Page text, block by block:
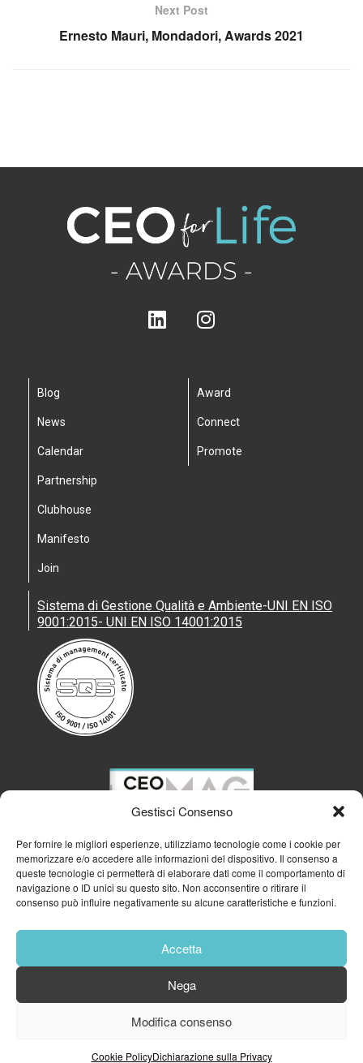
Gestisci Consenso
Per fornire le migliori esperienze, utilizziamo tecnologie come i cookie per
memorizzare e/o accedere alle informazioni del dispositivo. Il consenso a
queste tecnologie ci permetterà di elaborare dati come il comportamento di
navigazione o ID unici su questo sito. Non acconsentire o ritirare il
consenso può influire negativamente su alcune caratteristiche e funzioni.
Accetta
Nega
Modifica consenso
Cookie PolicyDichiarazione sulla Privacy
Next Post
Ernesto Mauri, Mondadori, Awards 2021
Blog
News
Calendar
Partnership
Clubhouse
Manifesto
Join
Award
Connect
Promote
Sistema di Gestione Qualità e Ambiente-UNI EN ISO
9001:2015- UNI EN ISO 14001:2015
GFA GENERAL MANAGEMENT S.R.L.
Cookie Policy Privacy Policy